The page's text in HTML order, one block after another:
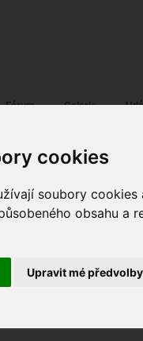
cookies
soubory
obsahu a
Upravit mé předvolby
Fórum Galerie
móda glamour ...